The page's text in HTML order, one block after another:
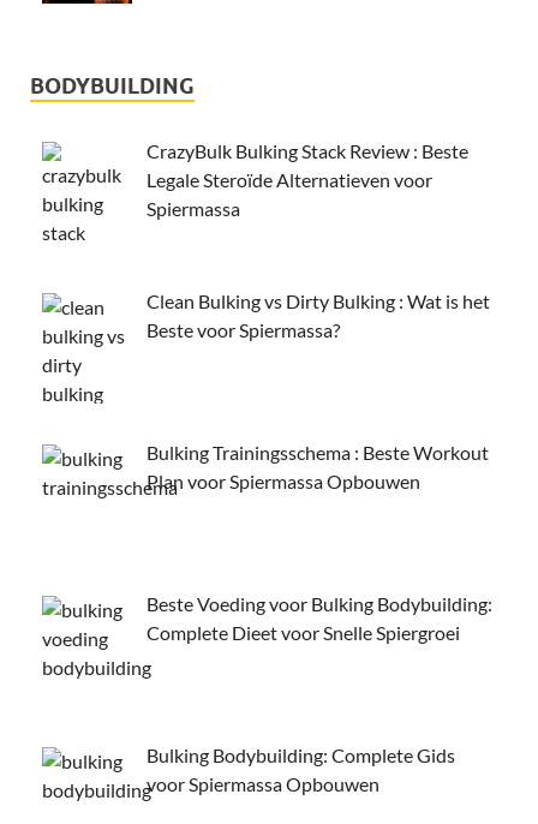
BODYBUILDING
CrazyBulk Bulking Stack Review : Beste
Legale Steroïde Alternatieven voor
Spiermassa
Clean Bulking vs Dirty Bulking : Wat is het
Beste voor Spiermassa?
Bulking Trainingsschema : Beste Workout
Plan voor Spiermassa Opbouwen
Beste Voeding voor Bulking Bodybuilding:
Complete Dieet voor Snelle Spiergroei
Bulking Bodybuilding: Complete Gids
voor Spiermassa Opbouwen